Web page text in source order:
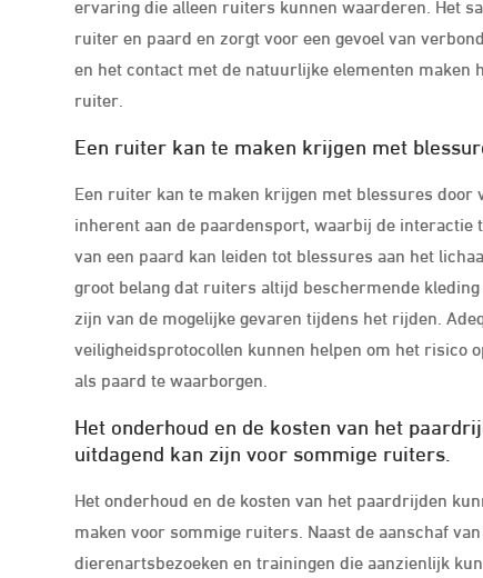
ruiter en paard en zorgt voor een gevoel van
en het contact met de natuurlijke elementen
ruiter.
Een ruiter kan te maken krijgen met
Een ruiter kan te maken krijgen met blessures
inherent aan de paardensport, waarbij de
van een paard kan leiden tot blessures aan het
groot belang dat ruiters altijd beschermende
zijn van de mogelijke gevaren tijdens het rijden.
veiligheidsprotocollen kunnen helpen om het risico
als paard te waarborgen.
Het onderhoud en de kosten van het
uitdagend kan zijn voor sommige ruiters.
Het onderhoud en de kosten van het paardrijden
maken voor sommige ruiters. Naast de aanschaf
dierenartsbezoeken en trainingen die aanzienlijk